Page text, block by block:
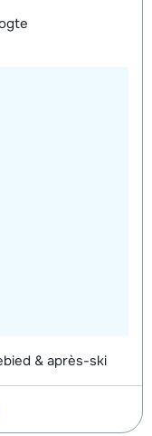
& après-ski